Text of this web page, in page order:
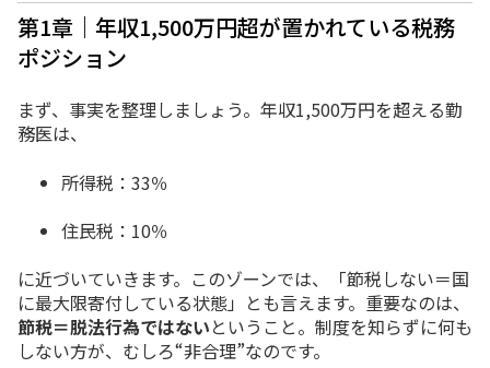
第1章｜年収1,500万円超が置かれている税務
ポジション
まず、事実を整理しましょう。 年収1,500万円を超える勤
務医は、
所得税：33％
住民税：10％
に近づいていきます。 このゾーンでは、
「節税しない＝国
に最大限寄付している状態」とも言えます。重要なのは、
節税＝脱法行為ではないということ。制度を知らずに何も
しない方が、むしろ“非合理”なのです。